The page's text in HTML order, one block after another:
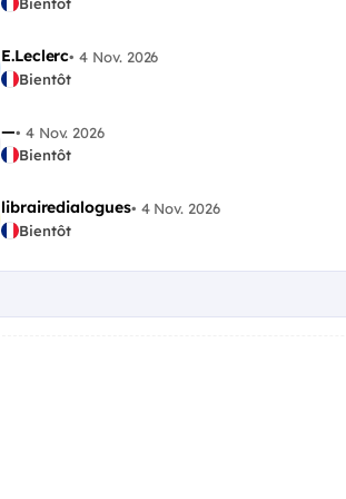
E.Leclerc•4 Nov. 2026
Bientôt
—• 4 Nov. 2026
Bientôt
librairedialogues• 4 Nov. 2026
Bientôt